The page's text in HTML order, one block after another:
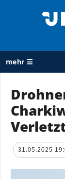
mehr ☰
ALLE
RUBRIKEN
Krieg
31.05.2025